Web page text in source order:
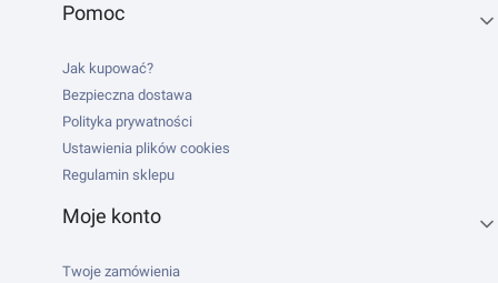
Pomoc
Jak kupować?
Bezpieczna dostawa
Polityka prywatności
Ustawienia plików cookies
Regulamin sklepu
Moje konto
Twoje zamówienia